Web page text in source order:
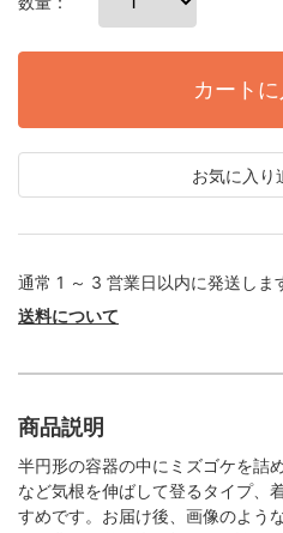
カート
お気に入り
通常 1 ～ 3 営業日以内に発送しま
送料について
商品説明
半円形の容器の中にミズゴケを詰
など気根を伸ばして登るタイプ、
すめです。お届け後、画像のよう